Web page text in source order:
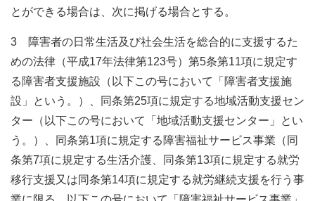
とができる場合は、次に掲げる場合とする。
3 障害者の日常生活及び社会生活を総合的に支援するた
めの法律（平成17年法律第123号）第5条第11項に規定す
る障害者支援施設（以下この号において「障害者支援施
設」という。）、同条第25項に規定する地域活動支援セン
ター（以下この号において「地域活動支援センター」とい
う。）、同条第1項に規定する障害福祉サービス事業（同
条第7項に規定する生活介護、同条第13項に規定する就労
移行支援又は同条第14項に規定する就労継続支援を行う事